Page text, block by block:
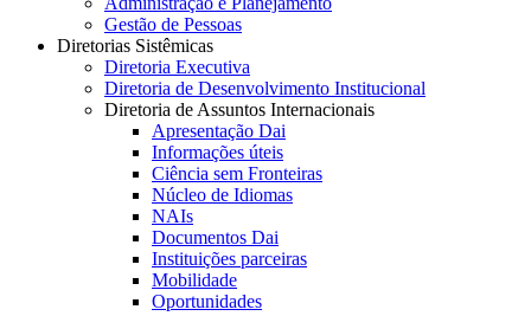
Gestão de Pessoas
Diretorias Sistêmicas
Diretoria Executiva
Diretoria de Desenvolvimento Institucional
Diretoria de Assuntos Internacionais
Apresentação Dai
Informações úteis
Ciência sem Fronteiras
Núcleo de Idiomas
NAIs
Documentos Dai
Instituições parceiras
Mobilidade
Oportunidades